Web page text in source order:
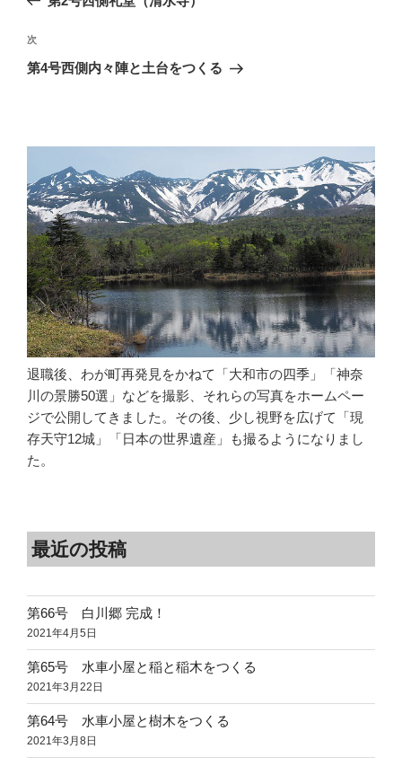
ビ
ゲ
投
稿
次
の
次
第4号西側内々陣と土台をつくる
退職後、わが町再発見をかねて「大和市の四季」「神奈
川の景勝50選」などを撮影、それらの写真をホームペー
ジで公開してきました。その後、少し視野を広げて「現
存天守12城」「日本の世界遺産」も撮るようになりまし
た。
最近の投稿
第66号 白川郷 完成！
2021年4月5日
第65号 水車小屋と稲と稲木をつくる
2021年3月22日
第64号 水車小屋と樹木をつくる
2021年3月8日